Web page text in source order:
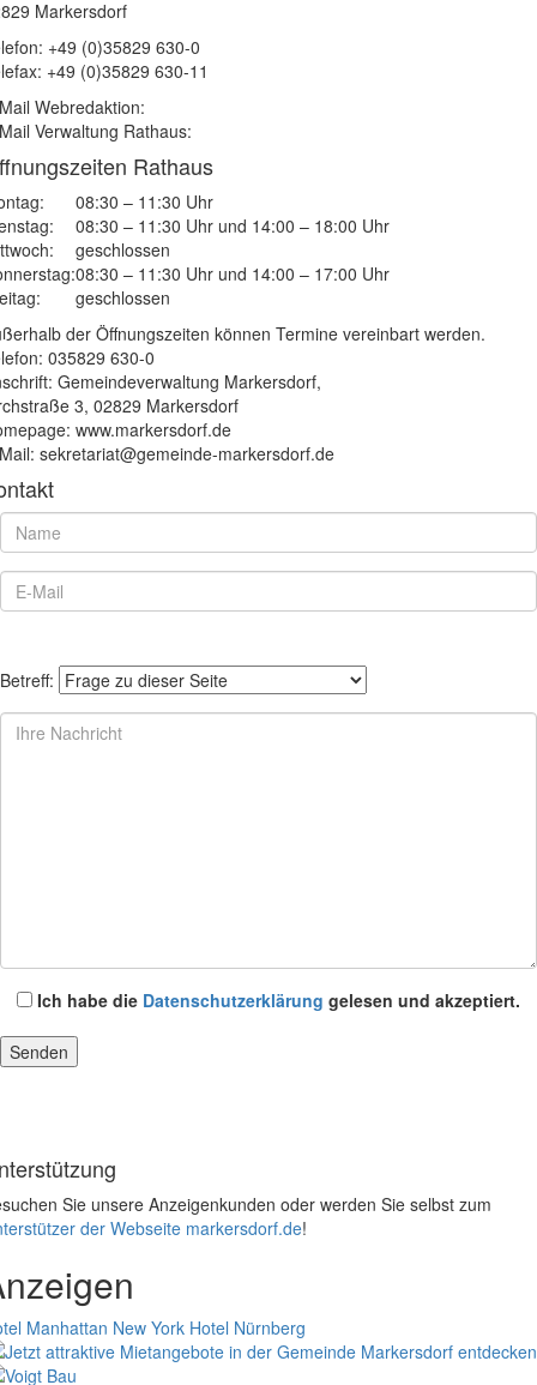
Markersdorf
+49 (0)35829 630-0
+49 (0)35829 630-11
Webredaktion:
Verwaltung Rathaus:
Rathaus
08:30 – 11:30 Uhr
08:30 – 11:30 Uhr und 14:00 – 18:00 Uhr
geschlossen
08:30 – 11:30 Uhr und 14:00 – 17:00 Uhr
geschlossen
der Öffnungszeiten können Termine vereinbart werden.
035829 630-0
Gemeindeverwaltung Markersdorf,
3, 02829 Markersdorf
www.markersdorf.de
sekretariat@gemeinde-markersdorf.de
Betreff:
Ich habe die Datenschutzerklärung gelesen und akzeptiert.
Sie unsere Anzeigenkunden oder werden Sie selbst zum
der Webseite markersdorf.de!
Manhattan New York Hotel Nürnberg